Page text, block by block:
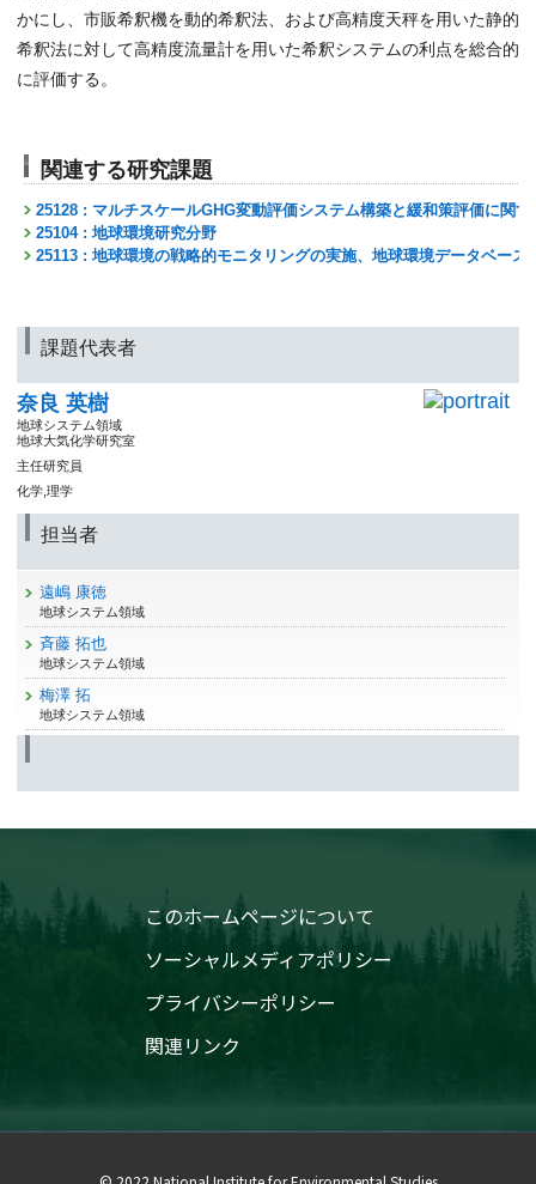
かにし、市販希釈機を動的希釈法、および高精度天秤を用いた静的
希釈法に対して高精度流量計を用いた希釈システムの利点を総合的
に評価する。
関連する研究課題
25128 : マルチスケールGHG変動評価システム構築と緩和策評価に関す
25104 : 地球環境研究分野
25113 : 地球環境の戦略的モニタリングの実施、地球環境データベース
課題代表者
奈良 英樹
地球システム領域
地球大気化学研究室
主任研究員
化学,理学
担当者
遠嶋 康徳
地球システム領域
斉藤 拓也
地球システム領域
梅澤 拓
地球システム領域
このホームページについて
ソーシャルメディアポリシー
プライバシーポリシー
関連リンク